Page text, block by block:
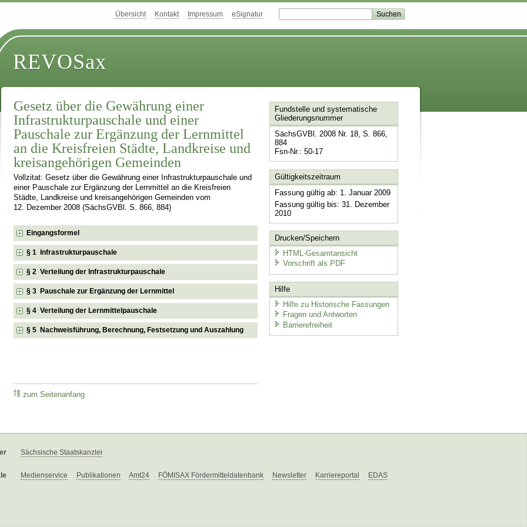
Übersicht Kontakt Impressum eSignatur
REVOSax
Gesetz über die Gewährung einer
Infrastrukturpauschale und einer
Pauschale zur Ergänzung der Lernmittel
an die Kreisfreien Städte, Landkreise und
kreisangehörigen Gemeinden
Vollzitat: Gesetz über die Gewährung einer Infrastrukturpauschale und
einer Pauschale zur Ergänzung der Lernmittel an die Kreisfreien
Städte, Landkreise und kreisangehörigen Gemeinden vom
12. Dezember 2008 (SächsGVBl. S. 866, 884)
Eingangsformel
§ 1 Infrastrukturpauschale
§ 2 Verteilung der Infrastrukturpauschale
§ 3 Pauschale zur Ergänzung der Lernmittel
§ 4 Verteilung der Lernmittelpauschale
§ 5 Nachweisführung, Berechnung, Festsetzung und Auszahlung
zum Seitenanfang
Fundstelle und systematische
Gliederungsnummer
SächsGVBl. 2008 Nr. 18, S. 866,
884
Fsn-Nr.: 50-17
Gültigkeitszeitraum
Fassung gültig ab: 1. Januar 2009
Fassung gültig bis: 31. Dezember
2010
Drucken/Speichern
HTML-Gesamtansicht
Vorschrift als PDF
Hilfe
Hilfe zu Historische Fassungen
Fragen und Antworten
Barrierefreiheit
Sächsische Staatskanzlei
Medienservice Publikationen Amt24 FÖMISAX Fördermitteldatenbank Newsletter Karriereportal EDAS